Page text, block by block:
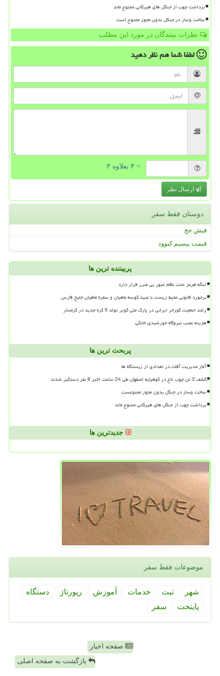
برداشت چوب از جنگل های هیرکانی ممنوع ماند
ساخت وساز در جنگل بدون مجوز ممنوع است
نظرات بینندگان در مورد این مطلب
لطفا شما همنظر دهید
= ۳ بعلاوه ۳
ارسال نظر
دوستان فقط سفر
فیش حج
قیمت بیسیم کنوود
پربیننده ترین ها
تنگه هرمز تحت نظام عبور بی ضرر قرار دارد
برخورد قانونی محیط زیست با صید کوسه ماهیان و سفره ماهیان خلیج فارس
رشد جمعیت گورخر ایرانی در پارک ملی کویر تولد 5 کره جدید در گرمسار
هزینه نصب نیروگاه خورشیدی خانگی
پربحث ترین ها
آغاز مدیریت آفات در تعدادی از زیستگاه ها
کشف 2 تن چوب تاغ در کوهپایه اصفهان طی 24 ساعت اخیر 8 نفر دستگیر شدند
ساخت وساز در جنگل بدون مجوز ممنوعست
برداشت چوب از جنگل های هیرکانی ممنوع ماند
جدیدترین ها
موضوعات فقط سفر
شهر ثبت خدمات آموزش رپورتاژ
دستگاه
پایتخت
سفر
صفحه اخبار
بازگشت به صفحه اصلی